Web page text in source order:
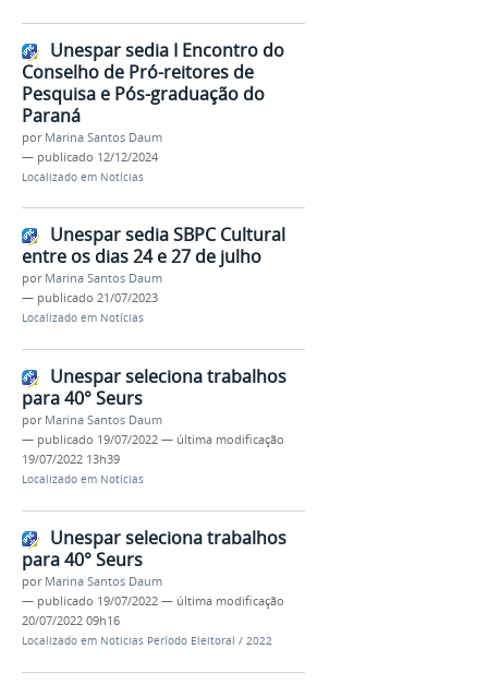
Unespar sedia I Encontro do
Conselho de Pró-reitores de
Pesquisa e Pós-graduação do
Paraná
por Marina Santos Daum
— publicado 12/12/2024
Localizado em Notícias
Unespar sedia SBPC Cultural
entre os dias 24 e 27 de julho
por Marina Santos Daum
— publicado 21/07/2023
Localizado em Notícias
Unespar seleciona trabalhos
para 40° Seurs
por Marina Santos Daum
— publicado 19/07/2022 — última modificação
19/07/2022 13h39
Localizado em Notícias
Unespar seleciona trabalhos
para 40° Seurs
por Marina Santos Daum
— publicado 19/07/2022 — última modificação
20/07/2022 09h16
Localizado em Noticias Período Eleitoral / 2022